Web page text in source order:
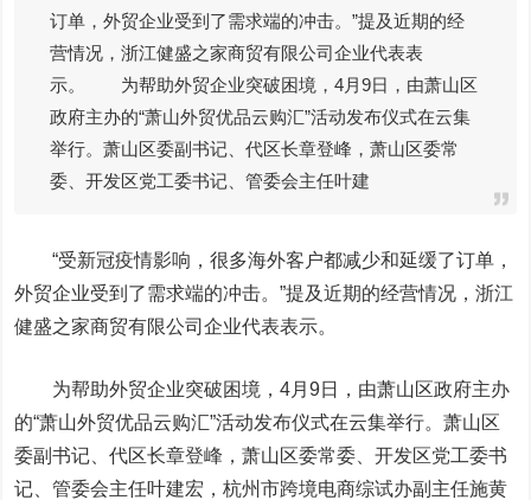
订单，外贸企业受到了需求端的冲击。”提及近期的经
营情况，浙江健盛之家商贸有限公司企业代表表
示。 为帮助外贸企业突破困境，4月9日，由萧山区
政府主办的“萧山外贸优品云购汇”活动发布仪式在云集
举行。萧山区委副书记、代区长章登峰，萧山区委常
委、开发区党工委书记、管委会主任叶建
“受新冠疫情影响，很多海外客户都减少和延缓了订单，
外贸企业受到了需求端的冲击。”提及近期的经营情况，浙江
健盛之家商贸有限公司企业代表表示。
为帮助外贸企业突破困境，4月9日，由萧山区政府主办
的“萧山外贸优品云购汇”活动发布仪式在云集举行。萧山区
委副书记、代区长章登峰，萧山区委常委、开发区党工委书
记、管委会主任叶建宏，杭州市跨境电商综试办副主任施黄